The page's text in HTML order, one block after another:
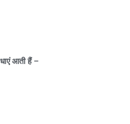
आती हैं –